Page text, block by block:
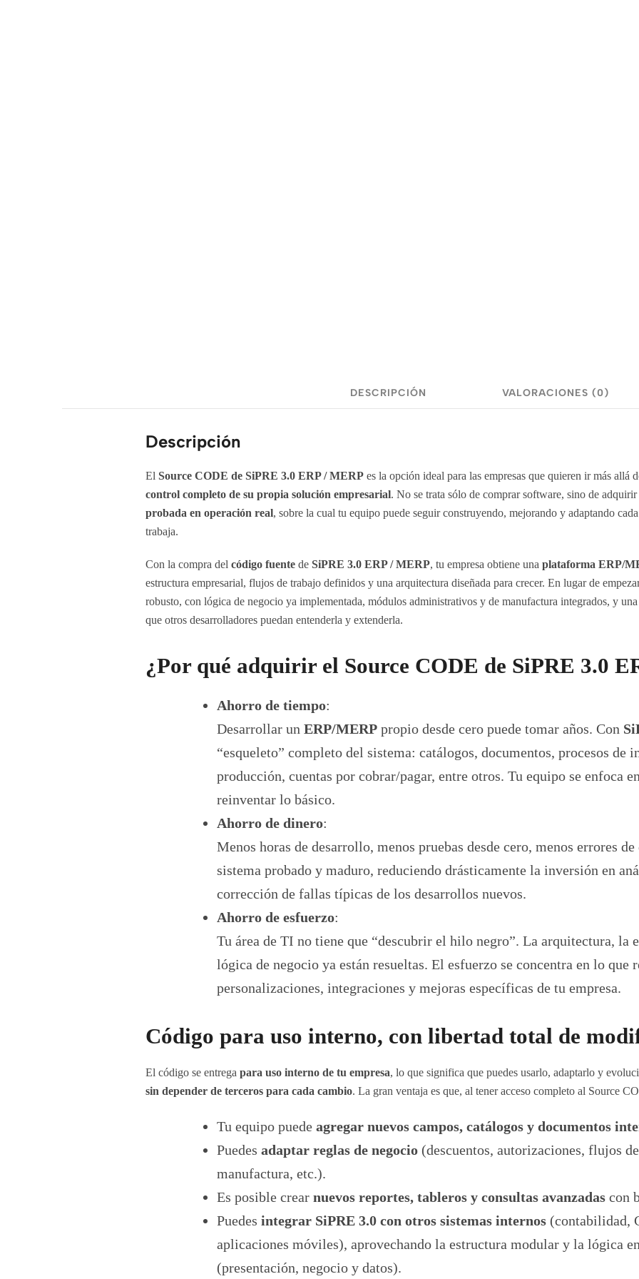
DESCRIPCIÓN VALORACIONES (0)
Descripción
El Source CODE de SiPRE 3.0 ERP / MERP es la opción ideal para las empresas que quieren ir más allá
control completo de su propia solución empresarial. No se trata sólo de comprar software, sino de
probada en operación real, sobre la cual tu equipo puede seguir construyendo, mejorando y adaptando
trabaja.
Con la compra del código fuente de SiPRE 3.0 ERP / MERP, tu empresa obtiene una plataforma ERP/
estructura empresarial, flujos de trabajo definidos y una arquitectura diseñada para crecer. En lugar de
robusto, con lógica de negocio ya implementada, módulos administrativos y de manufactura integrados, y
que otros desarrolladores puedan entenderla y extenderla.
¿Por qué adquirir el Source CODE de SiPRE 3.0
Ahorro de tiempo:
Desarrollar un ERP/MERP propio desde cero puede tomar años. Con
“esqueleto” completo del sistema: catálogos, documentos, procesos de
producción, cuentas por cobrar/pagar, entre otros. Tu equipo se enfoca
reinventar lo básico.
Ahorro de dinero:
Menos horas de desarrollo, menos pruebas desde cero, menos errores
sistema probado y maduro, reduciendo drásticamente la inversión en
corrección de fallas típicas de los desarrollos nuevos.
Ahorro de esfuerzo:
Tu área de TI no tiene que “descubrir el hilo negro”. La arquitectura, la
lógica de negocio ya están resueltas. El esfuerzo se concentra en lo que
personalizaciones, integraciones y mejoras específicas de tu empresa.
Código para uso interno, con libertad total de
El código se entrega para uso interno de tu empresa, lo que significa que puedes usarlo, adaptarlo y
sin depender de terceros para cada cambio. La gran ventaja es que, al tener acceso completo al Source
Tu equipo puede agregar nuevos campos, catálogos y documentos
Puedes adaptar reglas de negocio (descuentos, autorizaciones, flujos
manufactura, etc.).
Es posible crear nuevos reportes, tableros y consultas avanzadas con
Puedes integrar SiPRE 3.0 con otros sistemas internos (contabilidad,
aplicaciones móviles), aprovechando la estructura modular y la lógica
(presentación, negocio y datos).